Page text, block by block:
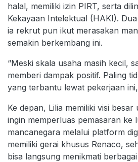
halal, memiliki izin PIRT, serta
Kekayaan Intelektual (HAKI).
ia rekrut pun ikut merasakan
semakin berkembang ini.
“Meski skala usaha masih kecil,
memberi dampak positif. Paling
yang terbantu lewat pekerjaan
Ke depan, Lilia memiliki visi
ingin memperluas pemasaran ke
mancanegara melalui platform
memiliki gerai khusus Renaco,
bisa langsung menikmati